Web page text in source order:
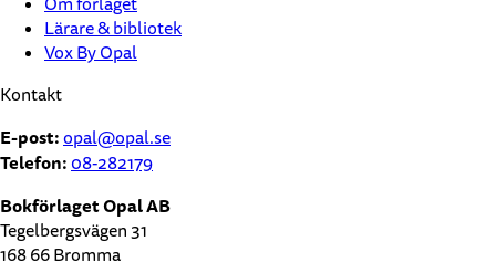
Lärare & bibliotek
Vox By Opal
Kontakt
E-post:opal@opal.se
Telefon:08-282179
Bokförlaget Opal AB
Tegelbergsvägen 31
168 66 Bromma